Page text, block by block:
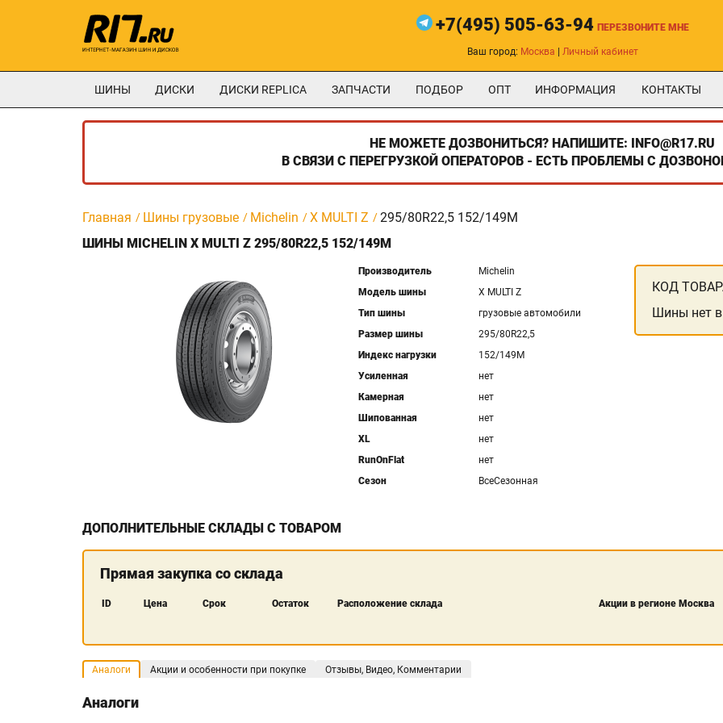
+7(495) 505-63-94 ПЕРЕЗВОНИТЕ МНЕ
Ваш город: Москва Личный кабинет
ШИНЫ ДИСКИ ДИСКИ REPLICA ЗАПЧАСТИ ПОДБОР ОПТ ИНФОРМАЦИЯ КОНТАКТЫ
НЕ МОЖЕТЕ ДОЗВОНИТЬСЯ? НАПИШИТЕ: INFO@R17.RU
В СВЯЗИ С ПЕРЕГРУЗКОЙ ОПЕРАТОРОВ - ЕСТЬ ПРОБЛЕМЫ С
Главная Шины грузовые Michelin X MULTI Z
295/80R22,5 152/149M
ШИНЫ MICHELIN X MULTI Z 295/80R22,5 152/149M
Производитель
Michelin
Модель шины
X MULTI Z
Тип шины
грузовые автомобили
Размер шины
295/80R22,5
Индекс нагрузки
152/149M
Усиленная
нет
Камерная
нет
Шипованная
нет
XL
нет
RunOnFlat
нет
Сезон
ВсеСезонная
КОД
Шины нет
ДОПОЛНИТЕЛЬНЫЕ СКЛАДЫ С ТОВАРОМ
Прямая закупка со склада
ID Цена Срок Остаток Расположение склада Акции в регионе Москва
Аналоги Акции и особенности при покупке Отзывы, Видео, Комментарии
Аналоги